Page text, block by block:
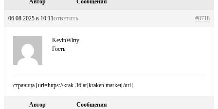
Автор Сообщения
06.08.2025 в 10:11 #8718
ОТВЕТИТЬ
KevinWirty
Гость
страница [url=https://krak-36.at]kraken market[/url]
Автор Сообщения